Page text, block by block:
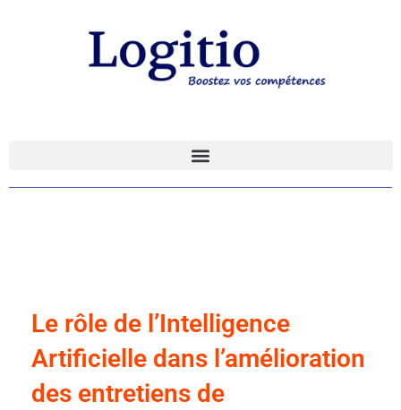
Le rôle de l’Intelligence
Artificielle dans l’amélioration
des entretiens de